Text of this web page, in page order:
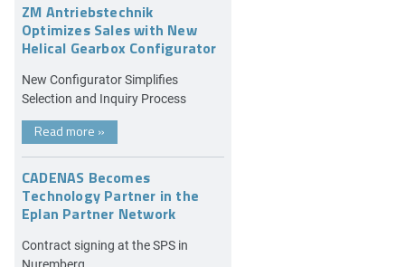
ZM Antriebstechnik
Optimizes Sales with New
Helical Gearbox Configurator
New Configurator Simplifies
Selection and Inquiry Process
Read more »
CADENAS Becomes
Technology Partner in the
Eplan Partner Network
Contract signing at the SPS in